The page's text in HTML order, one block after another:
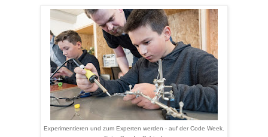
Experimentieren und zum Experten werden - auf der Code Week.